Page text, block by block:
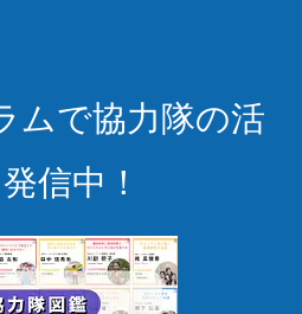
ムで協力隊の活
信中！